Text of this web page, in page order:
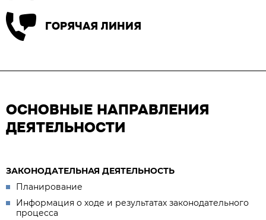
ГОРЯЧАЯ ЛИНИЯ
ОСНОВНЫЕ НАПРАВЛЕНИЯ
ДЕЯТЕЛЬНОСТИ
ЗАКОНОДАТЕЛЬНАЯ ДЕЯТЕЛЬНОСТЬ
Планирование
Информация о ходе и результатах законодательного
процесса